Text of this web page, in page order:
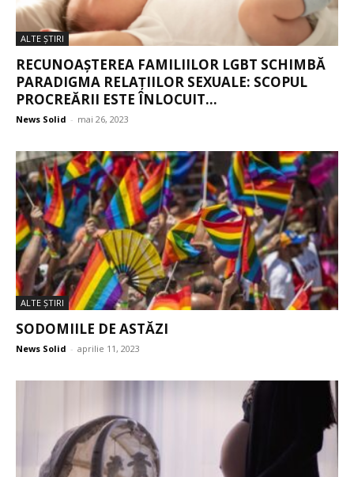
ALTE ŞTIRI
RECUNOAȘTEREA FAMILIILOR LGBT SCHIMBĂ
PARADIGMA RELAȚIILOR SEXUALE: SCOPUL
PROCREĂRII ESTE ÎNLOCUIT...
News Solid - mai 26, 2023
ALTE ŞTIRI
SODOMIILE DE ASTĂZI
News Solid - aprilie 11, 2023